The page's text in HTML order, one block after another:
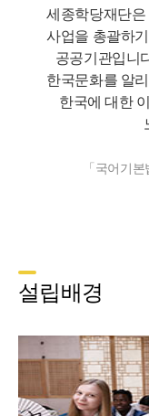
세종학당재단
사업을 총괄하
공공기관입니
한국문화를 알
한국에 대한
「국어기
설립배경